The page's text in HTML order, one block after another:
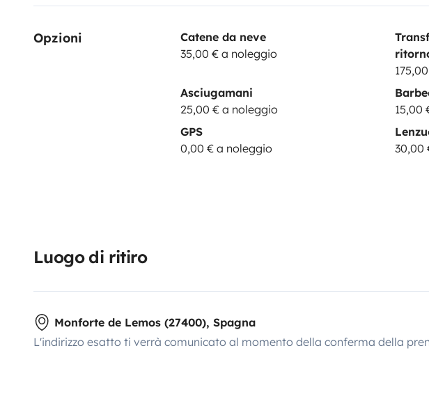
Opzioni
Catene da neve
35,00 € a noleggio
Asciugamani
25,00 € a noleggio
15,00
GPS
0,00 € a noleggio
30,00
Luogo di ritiro
Monforte de Lemos (27400), Spagna
L'indirizzo esatto ti verrà comunicato al momento della conferma della